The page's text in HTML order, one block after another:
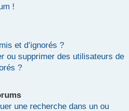
!
et d’ignorés ?
ou supprimer des utilisateurs de
?
une recherche dans un ou